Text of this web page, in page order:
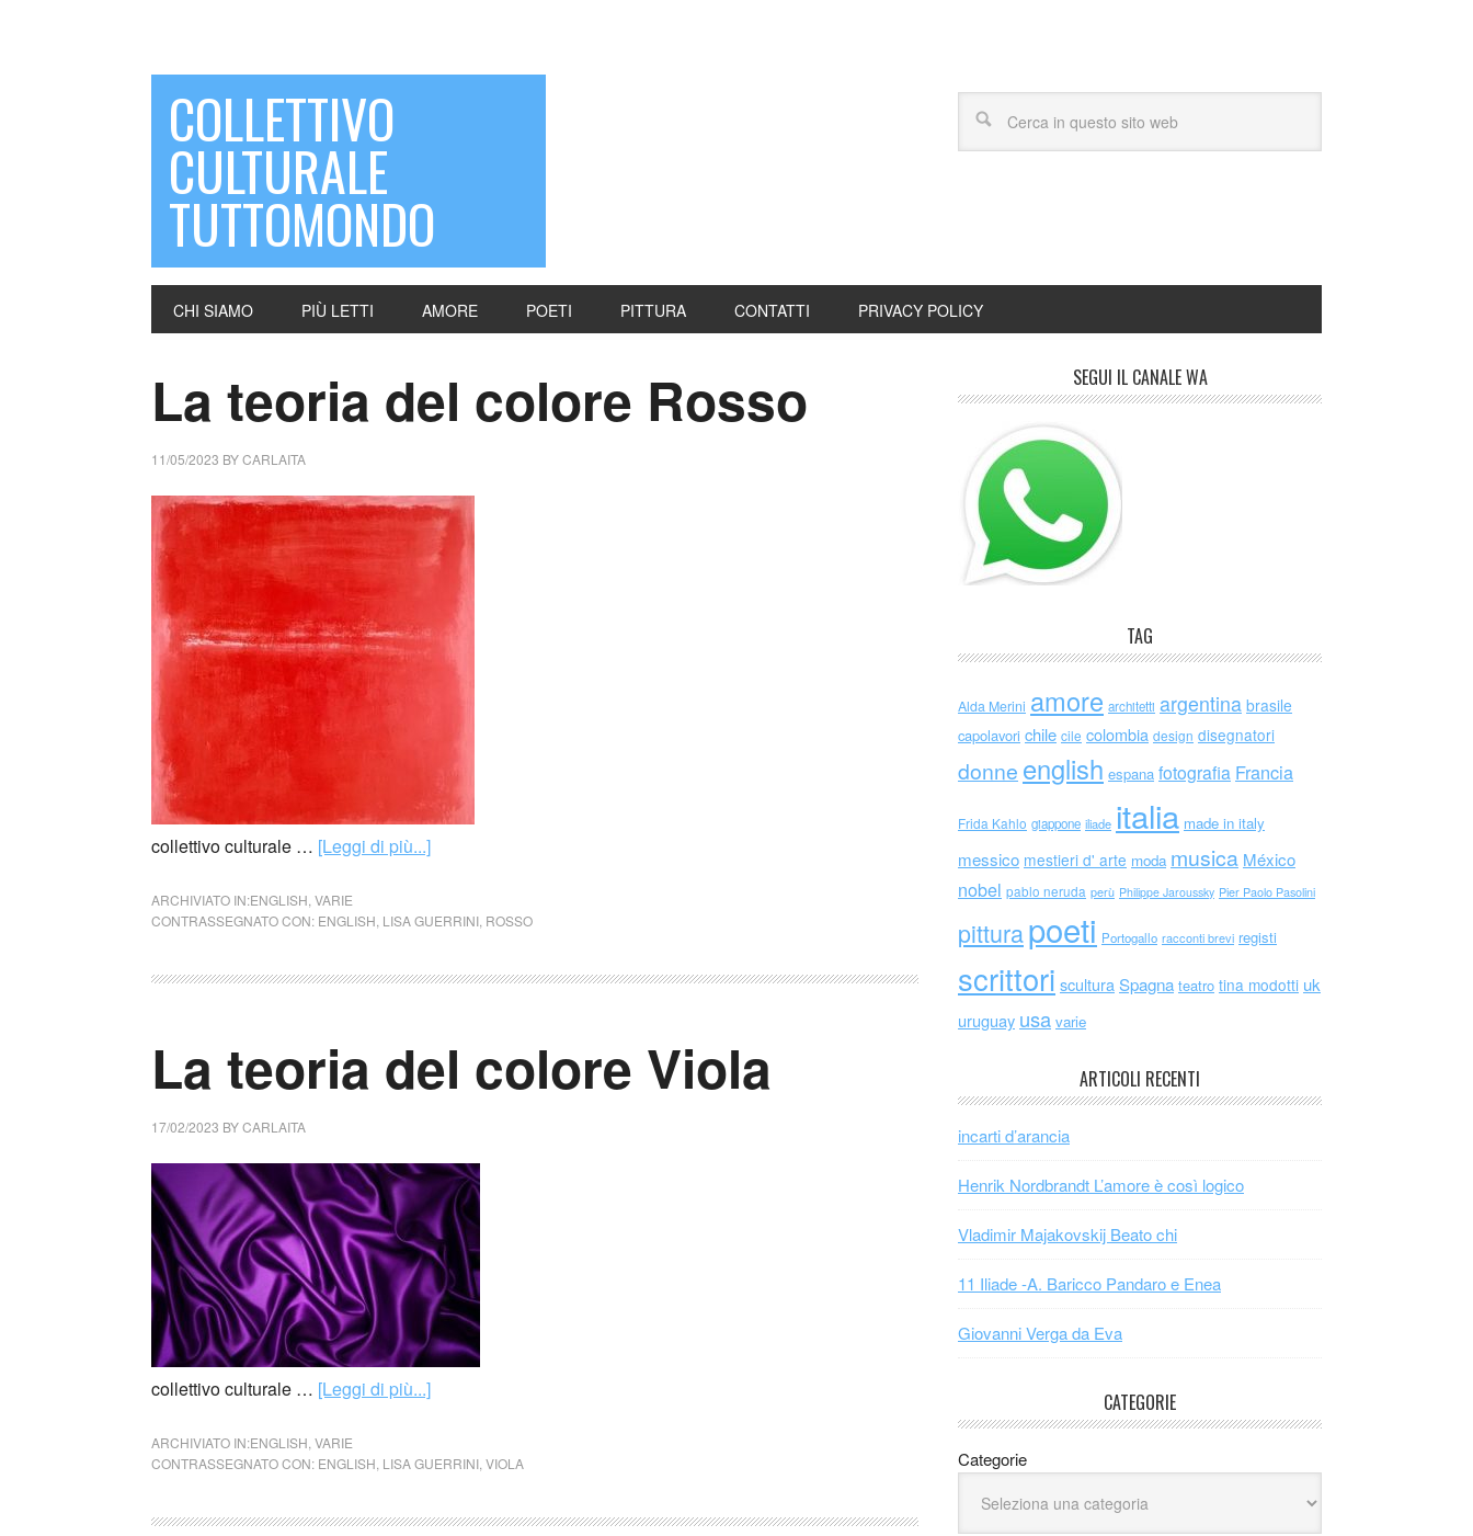
COLLETTIVO
CULTURALE
TUTTOMONDO
CHI SIAMO PIÙ LETTI AMORE POETI PITTURA CONTATTI PRIVACY POLICY
La teoria del colore Rosso
11/05/2023 BYCARLAITA
collettivo culturale … [Leggi di più...]
ARCHIVIATO IN:ENGLISH VARIE
CONTRASSEGNATO CON: ENGLISH LISA GUERRINI ROSSO
La teoria del colore Viola
17/02/2023 BYCARLAITA
collettivo culturale … [Leggi di più...]
ARCHIVIATO IN:ENGLISH VARIE
CONTRASSEGNATO CON: ENGLISH LISA GUERRINI VIOLA
SEGUI IL CANALE WA
TAG
Alda Merini amore architetti argentina brasile
capolavori chile cile colombia design disegnatori
donne english espana fotografia Francia
Frida Kahlo giappone iliade italia made in italy
messico mestieri d' arte moda musica México
nobel pablo neruda perù Philippe Jaroussky Pier Paolo Pasolini
pitturapoeti Portogallo racconti brevi registi
scrittori scultura Spagna teatro tina modotti uk
uruguay usa varie
ARTICOLI RECENTI
incarti d’arancia
Henrik Nordbrandt L’amore è così logico
Vladimir Majakovskij Beato chi
11 Iliade -A. Baricco Pandaro e Enea
Giovanni Verga da Eva
CATEGORIE
Categorie